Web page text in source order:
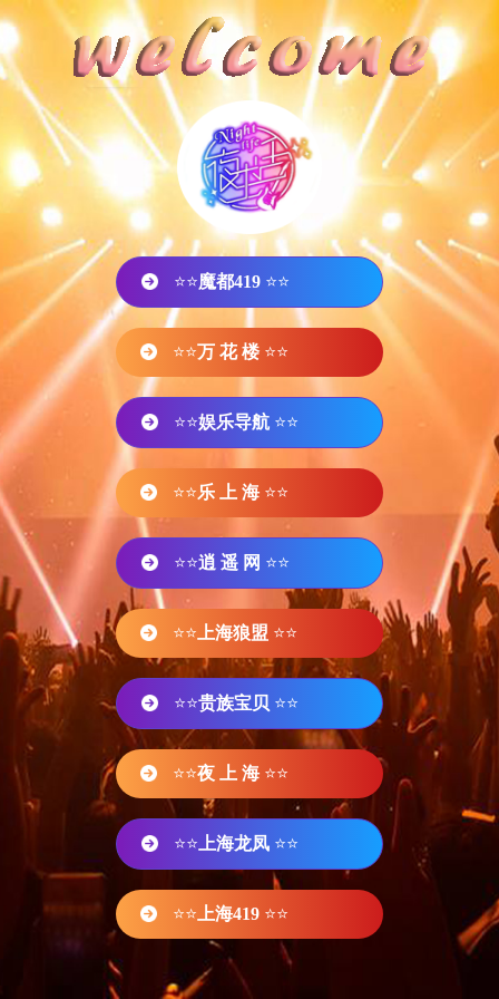
⭐⭐魔都419 ⭐⭐
⭐⭐万 花 楼 ⭐⭐
⭐⭐娱乐导航 ⭐⭐
⭐⭐乐 上 海 ⭐⭐
⭐⭐逍 遥 网 ⭐⭐
⭐⭐ 上海狼盟 ⭐⭐
⭐⭐贵族宝贝 ⭐⭐
⭐⭐夜 上 海 ⭐⭐
⭐⭐ 上海龙凤 ⭐⭐
⭐⭐ 上海419 ⭐⭐